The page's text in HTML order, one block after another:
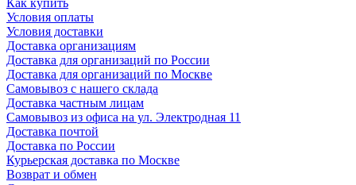
Как купить
Условия оплаты
Условия доставки
Доставка организациям
Доставка для организаций по России
Доставка для организаций по Москве
Самовывоз с нашего склада
Доставка частным лицам
Самовывоз из офиса на ул. Электродная 11
Доставка почтой
Доставка по России
Курьерская доставка по Москве
Возврат и обмен